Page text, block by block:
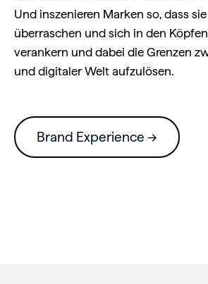
Und inszenieren Marken so, dass
überraschen und sich in den
verankern und dabei die Grenzen
und digitaler Welt aufzulösen.
Brand Experience →